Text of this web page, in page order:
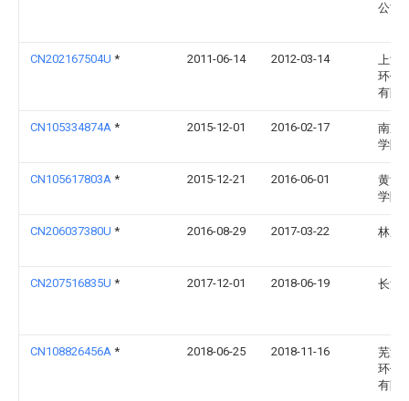
公司
CN202167504U * 2011-06-14 2012-03-14
上海
环保
有限
CN105334874A * 2015-12-01 2016-02-17
南京
学院
CN105617803A * 2015-12-21 2016-06-01
黄河
学院
CN206037380U * 2016-08-29 2017-03-22 林鹏
CN207516835U * 2017-12-01 2018-06-19 长沙
CN108826456A * 2018-06-25 2018-11-16
芜湖
环保
有限